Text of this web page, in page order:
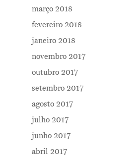
março 2018
fevereiro 2018
janeiro 2018
novembro 2017
outubro 2017
setembro 2017
agosto 2017
julho 2017
junho 2017
abril 2017